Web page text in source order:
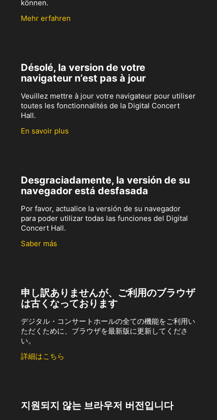
können.
Mehr erfahren
Désolé, la version de votre
navigateur n’est pas à jour
Veuillez mettre à jour votre navigateur pour utiliser
toutes les fonctionnalités de la Digital Concert
Hall.
En savoir plus
Desgraciadamente, la versión de su
navegador está desfasada
Por favor, actualice la versión de su navegador
para poder utilizar todas las funciones del Digital
Concert Hall.
Saber más
申し訳ありませんが、ご利用のブラウザ
は古くなっております
デジタル・コンサートホールの全ての機能をご利用い
ただくために、ブラウザを最新版に更新してくださ
い。
詳細はこちら
지원되지 않는 브라우저 버전입니다